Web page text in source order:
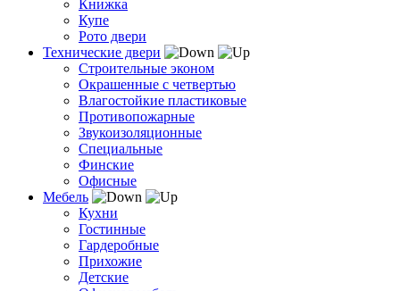
Книжка
Купе
Рото двери
Технические двери
Строительные эконом
Окрашенные с четвертью
Влагостойкие пластиковые
Противопожарные
Звукоизоляционные
Специальные
Финские
Офисные
Мебель
Кухни
Гостинные
Гардеробные
Прихожие
Детские